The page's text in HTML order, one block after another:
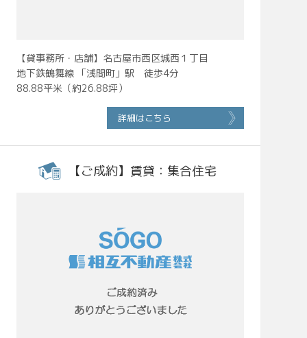
【貸事務所・店舗】名古屋市西区城西１丁目
地下鉄鶴舞線 「浅間町」駅 徒歩4分
88.88平米（約26.88坪）
詳細はこちら
【ご成約】賃貸：集合住宅